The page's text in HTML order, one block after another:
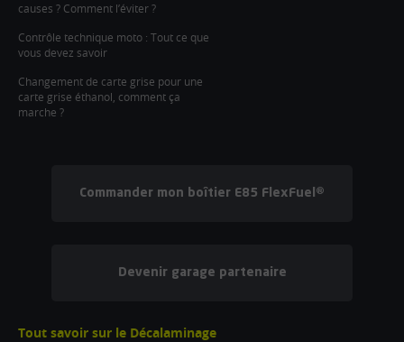
causes ? Comment l’éviter ?
Contrôle technique moto : Tout ce que
vous devez savoir
Changement de carte grise pour une
carte grise éthanol, comment ça
marche ?
Commander mon boîtier E85 FlexFuel®
Devenir garage partenaire
Tout savoir sur le Décalaminage